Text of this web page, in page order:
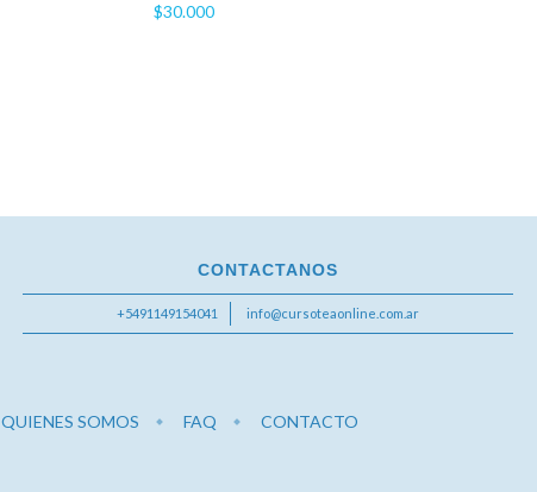
$30.000
CONTACTANOS
+5491149154041 info@cursoteaonline.com.ar
QUIENES SOMOS FAQ CONTACTO